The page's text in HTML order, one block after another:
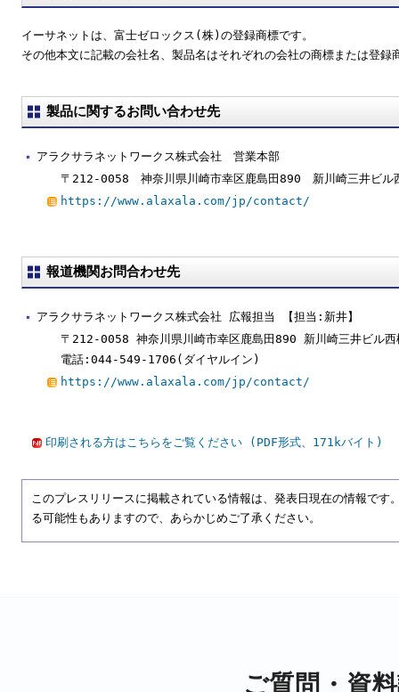
イーサネットは、富士ゼロックス(株)の登録商標です。
その他本文に記載の会社名、製品名はそれぞれの会社の商標または登録
製品に関するお問い合わせ先
アラクサラネットワークス株式会社 営業本部
〒212-0058 神奈川県川崎市幸区鹿島田890 新川崎三井ビル
https://www.alaxala.com/jp/contact/
報道機関お問合わせ先
アラクサラネットワークス株式会社 広報担当 【担当:新井】
〒212-0058 神奈川県川崎市幸区鹿島田890 新川崎三井ビル西
電話:044-549-1706(ダイヤルイン)
https://www.alaxala.com/jp/contact/
印刷される方はこちらをご覧ください (PDF形式、171kバイト)
このプレスリリースに掲載されている情報は、発表日現在の情報です
る可能性もありますので、あらかじめご了承ください。
ご質問・資